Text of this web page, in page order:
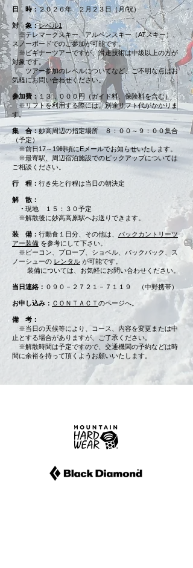
日 時：２０２６年 ２月２３日（月/祝）
対 象：レベル1
※テレマークスキー、アルペンスキー（ATスキー）、
スノーボードでのご参加が可能です。​
※ビギナーツアーですが、滑走技術は中級以上の方が
対象です。
ツアー参加のレベルについてなど、ご不明な点はお
気軽にお問い合わせください。
参加費：１３，０００円（ガイド料、保険料を含む）
※リフトを利用する際には、別途リフト代がかかりま
す。
集 合：妙高周辺の指定場所 ８：００～９：００集合
（予定）
※前日17～19時頃にEメールでお知らせいたします。
※最寄駅、周辺宿泊施設でのピックアップについては
ご相談ください。​
行 程： 行き先と行程は当日の朝決定
解 散：
・ 現地 １５：３０予定
※解散後に妙高高原駅へお送りできます。
装 備： 行動食１日分、その他は、 バックカントリーツ
アー装備 を参考にして下さい。
※ビーコン、プローブ、ショベル、バックパック、ス
ノーシューの レンタル が可能です。
装備については、お気軽にお問い合わせください。
当日連絡： ０９０－２７２１－７１１９ （中野携帯）
お申し込み： ＣＯＮＴＡＣＴ のページへ。
備 考：
※当日の天候等により、コース、内容を変更または中
止とする場合がありますが、ご了承ください。
※解散時間は予定ですので、交通機関の予約などは時
間に余裕を持って頂くようお願いいたします。